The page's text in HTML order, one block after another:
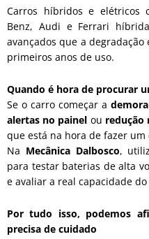
Carros híbridos e elétricos
Benz, Audi e Ferrari
avançados que a
primeiros anos de uso.
Quando é hora de procurar
Se o carro começar a
alertas no painel ou redução
que está na hora de fazer
Na Mecânica Dalbosco,
para testar baterias de alta
e avaliar a real capacidade
Por tudo isso, podemos
precisa de cuidado